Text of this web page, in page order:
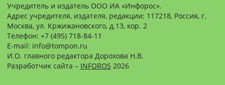
Учредитель и издатель ООО ИА «Инфорос».
Адрес учредителя, издателя, редакции: 117218, Россия, г.
Москва, ул. Кржижановского, д.13, кор. 2
Телефон: +7 (495) 718-84-11
E-mail: info@tompon.ru
И.О. главного редактора Дорохова Н.В.
Разработчик сайта – INFOROS 2026